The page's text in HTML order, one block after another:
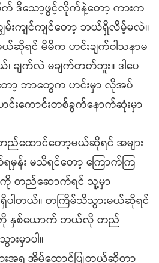
ဒီသော့ဖွင့်လိုက်နဲ့တော့ ကားက
မ်းကျင်ကျင်တော့ ဘယ်ရှိလိမ့်မလဲ။
ရင် မိမိက ဟင်းချက်ဝါသနာမ
ချက်လဲ မချက်တတ်ဘူး။ ဒါပေ
တော့ ဘာတွေက ဟင်းမှာ လိုအပ်
းကောင်းတစ်ခွက်နောက်ဆုံးမှာ
ထောင်တော့မယ်ဆိုရင် အများ
း မသိရင်တော့ ကြောက်ကြ
တည်ဆောက်ရင် သူ့မှာ
ပါတယ်။ တကြိမ်သိသွားမယ်ဆိုရင်
နှစ်ယောက် ဘယ်လို တည်
မှာပါ။
အရ အိမ်ထောင်ပြုတယ်ဆိုတာ